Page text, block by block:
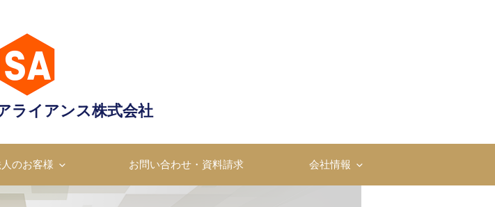
アンス株式会社
ライアンス株式会社
のお客様 お問い合わせ・資料請求 会社情報